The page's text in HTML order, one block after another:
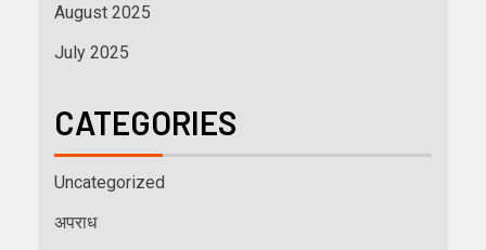
August 2025
July 2025
CATEGORIES
Uncategorized
अपराध